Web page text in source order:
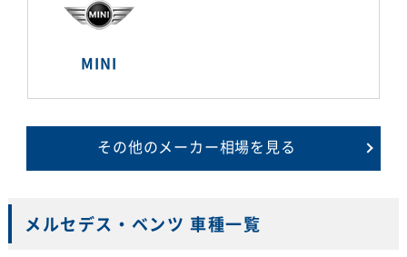
MINI
その他のメーカー相場を見る
メルセデス・ベンツ 車種一覧